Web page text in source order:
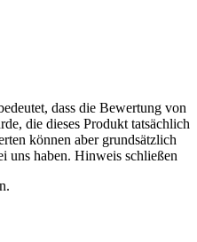
dass die Bewertung von
die dieses Produkt tatsächlich
können aber grundsätzlich
uns haben. Hinweis schließen